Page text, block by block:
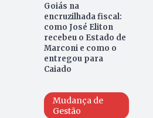
Goiás na
encruzilhada fiscal:
como José Eliton
recebeu o Estado de
Marconi e como o
entregou para
Caiado
Mudança de
Gestão